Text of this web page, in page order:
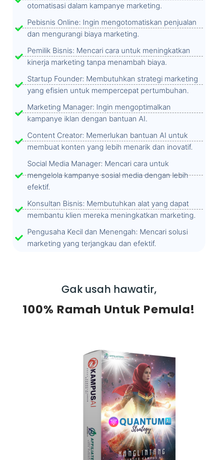
otomatisasi dalam kampanye marketing.
Pebisnis Online: Ingin mengotomatiskan penjualan
dan mengurangi biaya marketing.
Pemilik Bisnis: Mencari cara untuk meningkatkan
kinerja marketing tanpa menambah biaya.
Startup Founder: Membutuhkan strategi marketing
yang efisien untuk mempercepat pertumbuhan.
Marketing Manager: Ingin mengoptimalkan
kampanye iklan dengan bantuan AI.
Content Creator: Memerlukan bantuan AI untuk
membuat konten yang lebih menarik dan inovatif.
Social Media Manager: Mencari cara untuk
mengelola kampanye sosial media dengan lebih
efektif.
Konsultan Bisnis: Membutuhkan alat yang dapat
membantu klien mereka meningkatkan marketing.
Pengusaha Kecil dan Menengah: Mencari solusi
marketing yang terjangkau dan efektif.
Gak usah hawatir,
100% Ramah Untuk Pemula!